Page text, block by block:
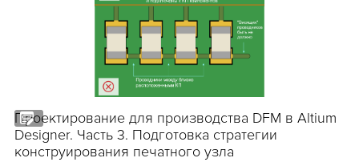
Проектирование для производства DFM в Altium
Designer. Часть 3. Подготовка стратегии
конструирования печатного узла